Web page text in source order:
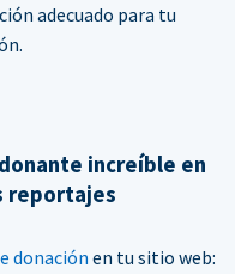
adecuado para tu
increíble en
reportajes
donaciónen tu sitio web: